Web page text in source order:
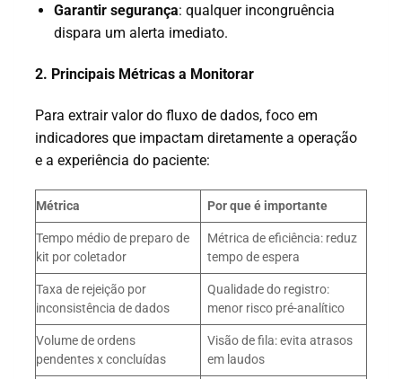
Garantir segurança: qualquer incongruência
dispara um alerta imediato.
2. Principais Métricas a Monitorar
Para extrair valor do fluxo de dados, foco em
indicadores que impactam diretamente a operação
e a experiência do paciente:
Métrica Por que é importante
Tempo médio de preparo de
kit por coletador
Métrica de eficiência: reduz
tempo de espera
Taxa de rejeição por
inconsistência de dados
Qualidade do registro:
menor risco pré-analítico
Volume de ordens
pendentes x concluídas
Visão de fila: evita atrasos
em laudos